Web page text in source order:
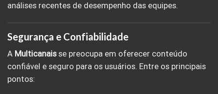
análises recentes de desempenho das equipes.
Segurança e Confiabilidade
A Multicanaisse preocupa em oferecer conteúdo
confiável e seguro para os usuários. Entre os principais
pontos: